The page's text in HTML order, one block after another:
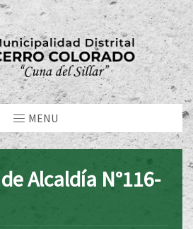
MENU
Alcaldía N°116-